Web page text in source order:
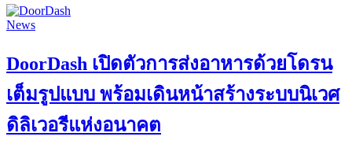
News
DoorDash เปิดตัวการส่งอาหารด้วยโดรน
เต็มรูปแบบ พร้อมเดินหน้าสร้างระบบนิเวศ
ดิลิเวอรีแห่งอนาคต